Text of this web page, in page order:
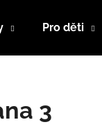
Pro děti
3